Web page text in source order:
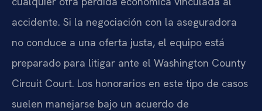
accidente. Si la negociación con la aseguradora
no conduce a una oferta justa, el equipo está
preparado para litigar ante el Washington County
Circuit Court. Los honorarios en este tipo de casos
suelen manejarse bajo un acuerdo de